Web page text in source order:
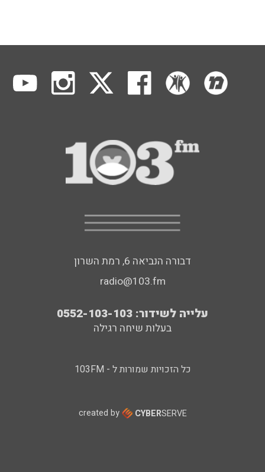
דבורה הנביאה 6, רמת השרון
radio@103.fm
עלייה לשידור: 0552-103-103
בעלות שיחה רגילה
כל הזכויות שמורות ל - 103FM
created by CYBERSERVE